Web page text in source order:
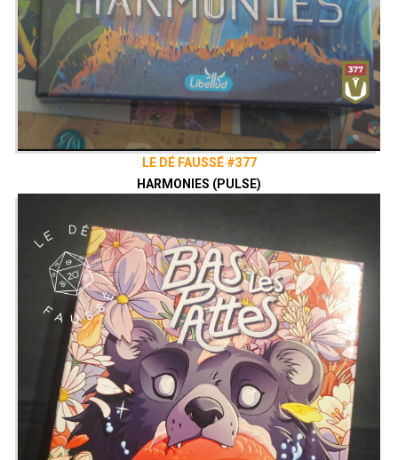
LE DÉ FAUSSÉ #377
HARMONIES (PULSE)